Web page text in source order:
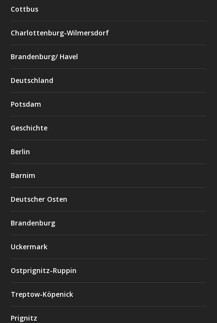
Cottbus
Charlottenburg-Wilmersdorf
Brandenburg/ Havel
Deutschland
Potsdam
Geschichte
Berlin
Barnim
Deutscher Osten
Brandenburg
Uckermark
Ostprignitz-Ruppin
Treptow-Köpenick
Prignitz